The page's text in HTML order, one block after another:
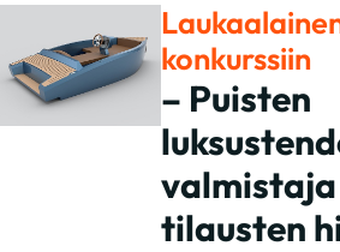
konkurssiin
– Puisten
tilausten